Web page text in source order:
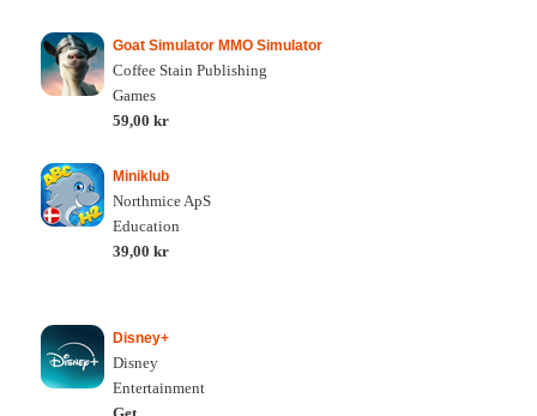
Goat Simulator MMO Simulator
Coffee Stain Publishing
Games
59,00 kr
Miniklub
Northmice ApS
Education
39,00 kr
Disney+
Disney
Entertainment